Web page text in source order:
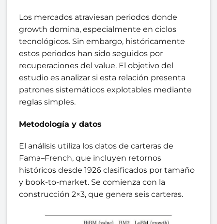
Los mercados atraviesan periodos donde
growth domina, especialmente en ciclos
tecnológicos. Sin embargo, históricamente
estos periodos han sido seguidos por
recuperaciones del value. El objetivo del
estudio es analizar si esta relación presenta
patrones sistemáticos explotables mediante
reglas simples.
Metodología y datos
El análisis utiliza los datos de carteras de
Fama–French, que incluyen retornos
históricos desde 1926 clasificados por tamaño
y book-to-market. Se comienza con la
construcción 2×3, que genera seis carteras.